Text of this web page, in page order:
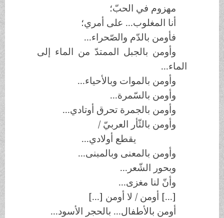
مهزوم في الحبّ؛
أنا المغلوب... على أمري؛
فأومن بالدّم والصّحراء...
وأومن بالجبل الممتدّ من الماء إلى
الماء...
وأومن بالموات وبالأحياء...
وأومن بالسّمرة...
وأومن بالجمرة تحرق أوتادي...
وأومن بالثّأر العربيّ /
يقطع أولادي...
وأومن بالمعنى وبالمبنى...
وبحور الشّعر...
وأنّ لنا مغزى...
[...] أومن / لا أومن [...]
أومن بالأطفال... بالحجر الأسود...